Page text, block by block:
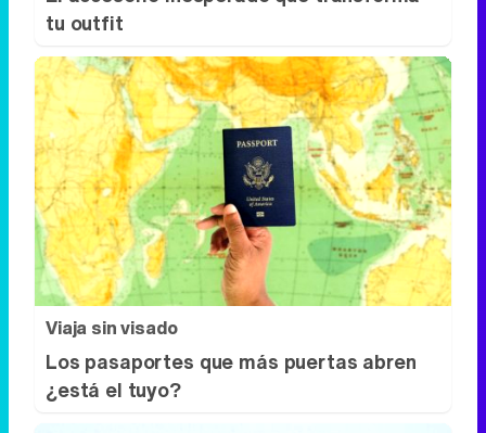
Viaja sin visado
Los pasaportes que más puertas abren
¿está el tuyo?